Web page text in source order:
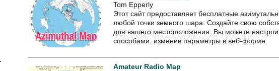
Tom Epperly
Этот сайт предоставляет бесплатные
любой точки земного шара. Создайте свою
для вашего местоположения. Вы можете
способами, изменив параметры в веб-форме
Amateur Radio Map